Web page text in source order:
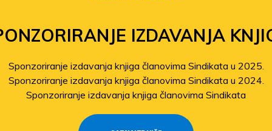
IZDAVANJA
Sponzoriranje izdavanja knjiga članovima Sindikata u 2025.
Sponzoriranje izdavanja knjiga članovima Sindikata u 2024.
Sponzoriranje izdavanja knjiga članovima Sindikata